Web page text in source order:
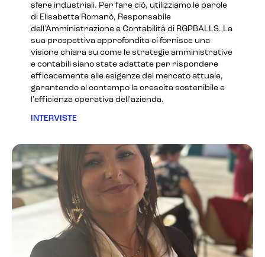
sfere industriali. Per fare ciò, utilizziamo le parole
di Elisabetta Romanò, Responsabile
dell'Amministrazione e Contabilità di RGPBALLS. La
sua prospettiva approfondita ci fornisce una
visione chiara su come le strategie amministrative
e contabili siano state adattate per rispondere
efficacemente alle esigenze del mercato attuale,
garantendo al contempo la crescita sostenibile e
l'efficienza operativa dell'azienda.
INTERVISTE